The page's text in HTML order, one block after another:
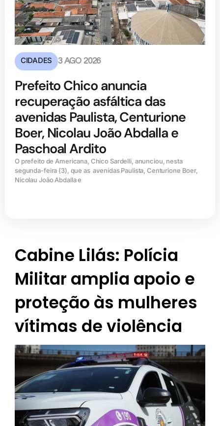
CIDADES 3 AGO 2026
Prefeito Chico anuncia
recuperação asfáltica das
avenidas Paulista, Centurione
Boer, Nicolau João Abdalla e
Paschoal Ardito
O prefeito de Americana, Chico Sardelli, anunciou, nesta
segunda-feira (3), que as avenidas Paulista, Centurione Boer,
Nicolau João Abdalla e
Cabine Lilás: Polícia
Militar amplia apoio e
proteção às mulheres
vítimas de violência